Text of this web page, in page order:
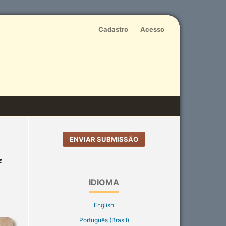
Cadastro Acesso
ENVIAR SUBMISSÃO
IDIOMA
English
Português (Brasil)